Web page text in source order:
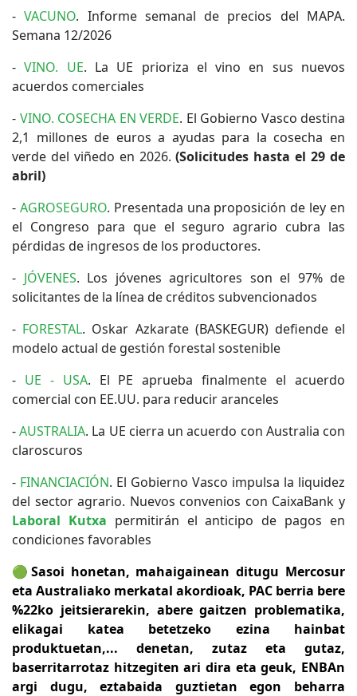
-VACUNO. Informe semanal de precios del MAPA.
Semana 12/2026
-VINO. UE. La UE prioriza el vino en sus nuevos
acuerdos comerciales
- VINO. COSECHA EN VERDE. El Gobierno Vasco destina
2,1 millones de euros a ayudas para la cosecha en
verde del viñedo en 2026.(Solicitudes hasta el 29 de
abril)
- AGROSEGURO. Presentada una proposición de ley en
el Congreso para que el seguro agrario cubra las
pérdidas de ingresos de los productores.
- JÓVENES. Los jóvenes agricultores son el 97% de
solicitantes de la línea de créditos subvencionados
- FORESTAL. Oskar Azkarate (BASKEGUR) defiende el
modelo actual de gestión forestal sostenible
- UE - USA. El PE aprueba finalmente el acuerdo
comercial con EE.UU. para reducir aranceles
-AUSTRALIA. La UE cierra un acuerdo con Australia con
claroscuros
- FINANCIACIÓN. El Gobierno Vasco impulsa la liquidez
del sector agrario. Nuevos convenios con CaixaBank y
Laboral Kutxa permitirán el anticipo de pagos en
condiciones favorables
🟢 Sasoi honetan, mahaigainean ditugu Mercosur
eta Australiako merkatal akordioak, PAC berria bere
%22ko jeitsierarekin, abere gaitzen problematika,
elikagai katea betetzeko ezina hainbat
produktuetan,... denetan, zutaz eta gutaz,
baserritarrotaz hitzegiten ari dira eta geuk, ENBAn
argi dugu, eztabaida guztietan egon beharra